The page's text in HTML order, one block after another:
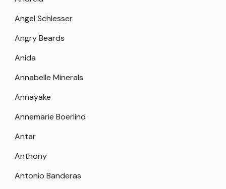
Angel Schlesser
Angry Beards
Anida
Annabelle Minerals
Annayake
Annemarie Boerlind
Antar
Anthony
Antonio Banderas